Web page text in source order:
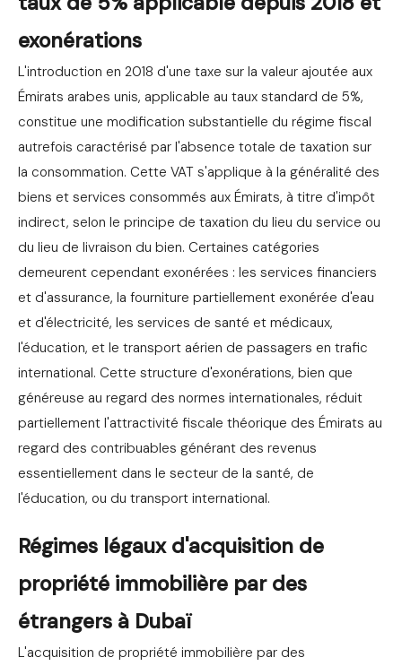
exonérations
L'introduction en 2018 d'une taxe sur la valeur ajoutée aux
Émirats arabes unis, applicable au taux standard de 5%,
constitue une modification substantielle du régime fiscal
autrefois caractérisé par l'absence totale de taxation sur
la consommation. Cette VAT s'applique à la généralité des
biens et services consommés aux Émirats, à titre d'impôt
indirect, selon le principe de taxation du lieu du service ou
du lieu de livraison du bien. Certaines catégories
demeurent cependant exonérées : les services financiers
et d'assurance, la fourniture partiellement exonérée d'eau
et d'électricité, les services de santé et médicaux,
l'éducation, et le transport aérien de passagers en trafic
international. Cette structure d'exonérations, bien que
généreuse au regard des normes internationales, réduit
partiellement l'attractivité fiscale théorique des Émirats au
regard des contribuables générant des revenus
essentiellement dans le secteur de la santé, de
l'éducation, ou du transport international.
Régimes légaux d'acquisition de
propriété immobilière par des
étrangers à Dubaï
L'acquisition de propriété immobilière par des